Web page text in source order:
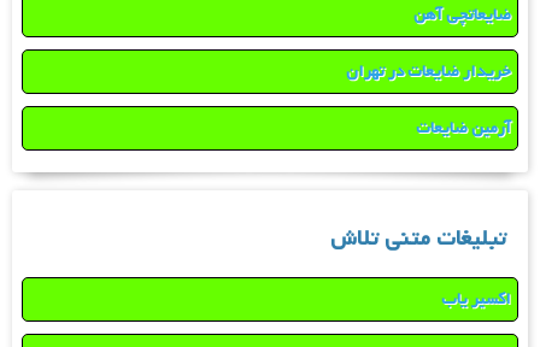
ضایعاتچی آهن
خریدار ضایعات در تهران
آرمین ضایعات
تبلیغات متنی تلاش
اکسیر یاب